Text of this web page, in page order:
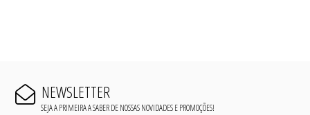
NEWSLETTER
SEJA A PRIMEIRA A SABER DE NOSSAS NOVIDADES E PROMOÇÕES!